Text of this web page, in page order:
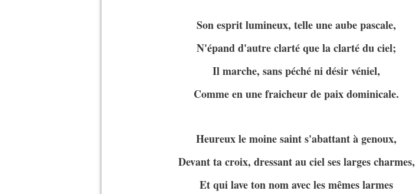
Son esprit lumineux, telle une aube pascale,
N'épand d'autre clarté que la clarté du ciel;
Il marche, sans péché ni désir véniel,
Comme en une fraicheur de paix dominicale.
Heureux le moine saint s'abattant à genoux,
Devant ta croix, dressant au ciel ses larges charmes,
Et qui lave ton nom avec les mêmes larmes